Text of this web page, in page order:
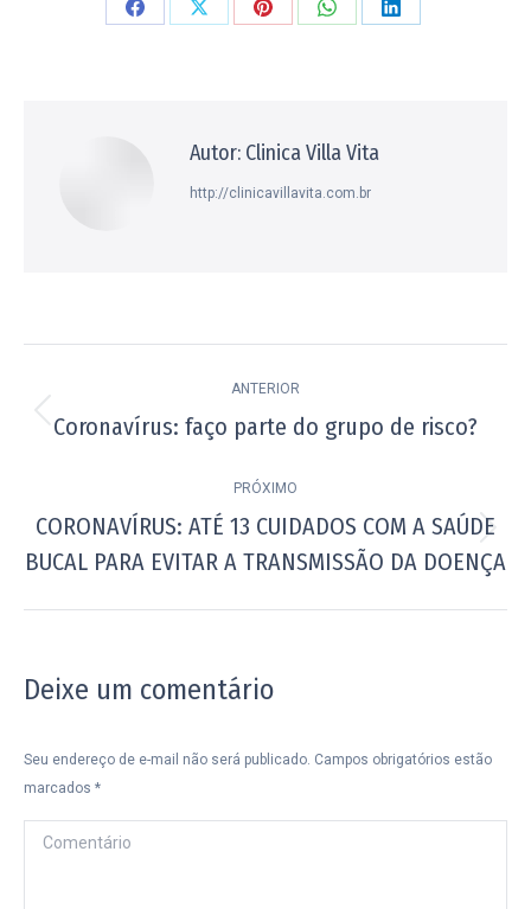
CompartilharCompartilharCompartilharCompartilharCompartilhar
Autor: Clinica Villa Vita
http://clinicavillavita.com.br
de
ANTERIOR
Post
Coronavírus: faço parte do grupo de risco?
PRÓXIMO
Próximo
post:
CORONAVÍRUS: ATÉ 13 CUIDADOS COM A SAÚDE
BUCAL PARA EVITAR A TRANSMISSÃO DA DOENÇA
Deixe um comentário
Seu endereço de e-mail não será publicado. Campos obrigatórios estão
marcados *
Comentário